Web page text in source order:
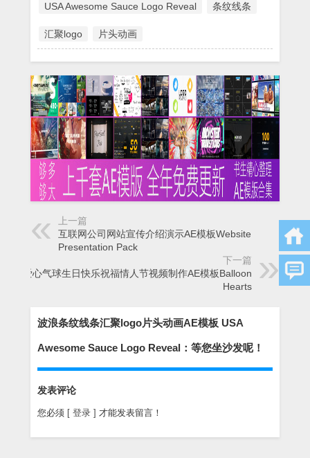
USA Awesome Sauce Logo Reveal 条纹线条
汇聚logo 片头动画
上一篇
互联网公司网站宣传介绍演示AE模板Website
Presentation Pack
下一篇
爱心气球生日快乐祝福情人节视频制作AE模板Balloon
Hearts
波浪条纹线条汇聚logo片头动画AE模板 USA
Awesome Sauce Logo Reveal：等您坐沙发呢！
发表评论
您必须 [ 登录 ] 才能发表留言！